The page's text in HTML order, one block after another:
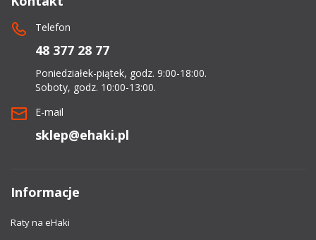
Telefon
48 377 28 77
Poniedziałek-piątek, godz. 9:00-18:00.
Soboty, godz. 10:00-13:00.
E-mail
sklep@ehaki.pl
Informacje
Raty na eHaki